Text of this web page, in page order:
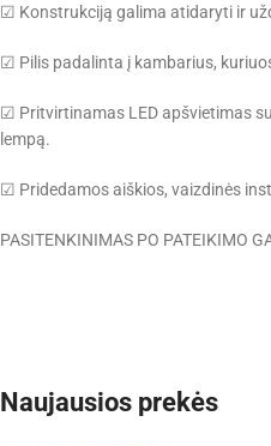
☑ Konstrukciją galima atidaryti ir
☑ Pilis padalinta į kambarius,
☑ Pritvirtinamas LED apšvietimas
lempą.
☑ Pridedamos aiškios, vaizdinės
PASITENKINIMAS PO PATEIKIMO
Naujausios prekės